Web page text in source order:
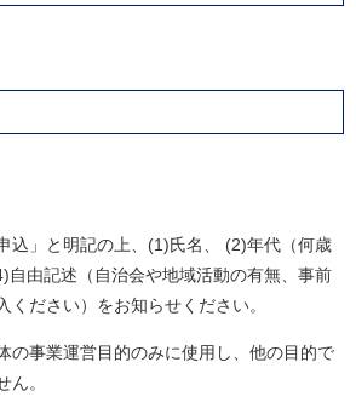
込」と明記の上、(1)氏名、 (2)年代（何歳
自由記述（自治会や地域活動の有無、事前
ください）をお知らせください。​
の事業運営目的のみに使用し、他の目的で
ん。